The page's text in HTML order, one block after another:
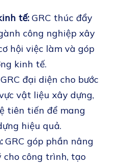
tế: GRC thúc đẩy
công nghiệp xây
hội việc làm và góp
kinh tế.
GRC đại diện cho bước
vật liệu xây dựng,
tiên tiến để mang
hiệu quả.
GRC góp phần nâng
công trình, tạo